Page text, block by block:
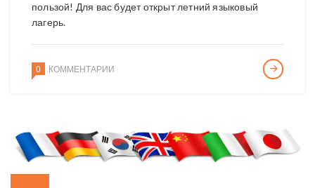
пользой! Для вас будет открыт летний языковый
лагерь.
0 КОММЕНТАРИИ